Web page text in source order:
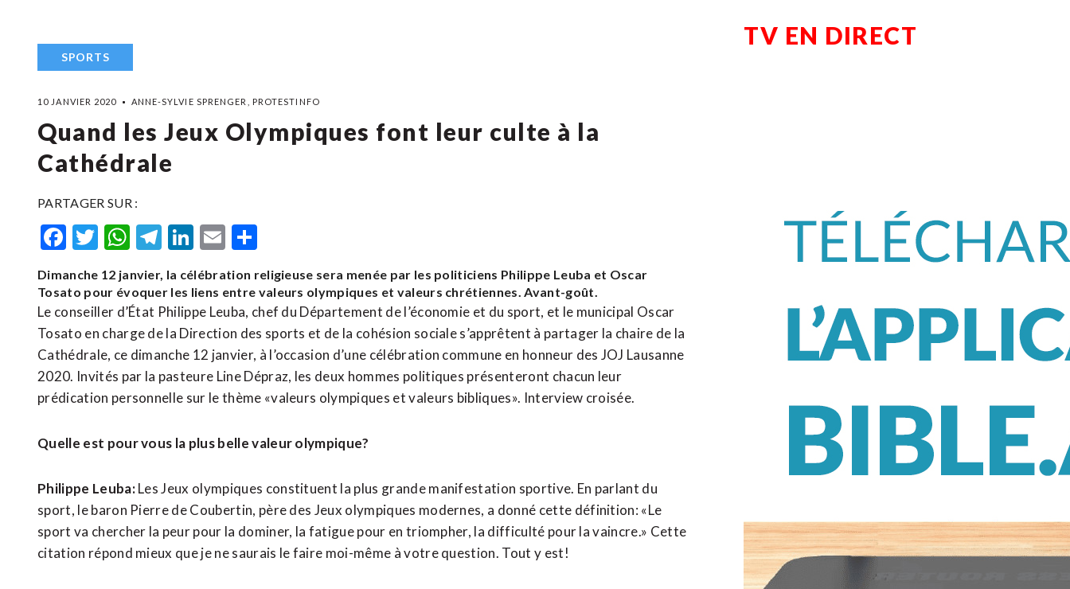
SPORTS
10 JANVIER 2020 ANNE-SYLVIE SPRENGER, PROTESTINFO
Quand les Jeux Olympiques font leur culte à la
Cathédrale
PARTAGER SUR :
Facebook
Twitter
WhatsApp
Telegram
LinkedIn
Email
Dimanche 12 janvier, la célébration religieuse sera menée par les politiciens Philippe Leuba et Oscar
Tosato pour évoquer les liens entre valeurs olympiques et valeurs chrétiennes. Avant-goût.
Le conseiller d’État Philippe Leuba, chef du Département de l’économie et du sport, et le municipal Oscar
Tosato en charge de la Direction des sports et de la cohésion sociale s’apprêtent à partager la chaire de la
Cathédrale, ce dimanche 12 janvier, à l’occasion d’une célébration commune en honneur des JOJ Lausanne
2020. Invités par la pasteure Line Dépraz, les deux hommes politiques présenteront chacun leur
prédication personnelle sur le thème «valeurs olympiques et valeurs bibliques». Interview croisée.
Quelle est pour vous la plus belle valeur olympique?
Philippe Leuba:Les Jeux olympiques constituent la plus grande manifestation sportive. En parlant du
sport, le baron Pierre de Coubertin, père des Jeux olympiques modernes, a donné cette définition: «Le
sport va chercher la peur pour la dominer, la fatigue pour en triompher, la difficulté pour la vaincre.» Cette
citation répond mieux que je ne saurais le faire moi-même à votre question. Tout y est!
TV EN DIRECT